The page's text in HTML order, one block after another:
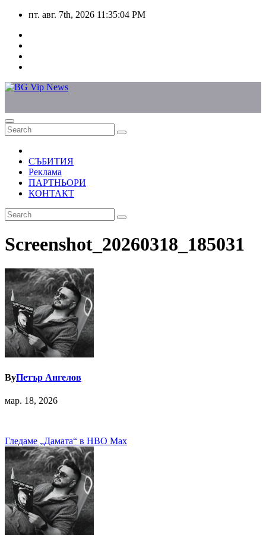
Skip
content
пт. авг. 7th, 2026 11:35:04 PM
СЪБИТИЯ
Реклама
ПАРТНЬОРИ
КОНТАКТ
Screenshot_20260318_185031
ByПетър Ангелов
мар. 18, 2026
Навигация
Гледаме „Дамата“ в HBO Max